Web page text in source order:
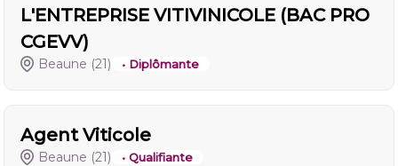
L'ENTREPRISE VITIVINICOLE (BAC PRO
CGEVV)
Beaune (21) • Diplômante
Agent Viticole
Beaune (21) • Qualifiante